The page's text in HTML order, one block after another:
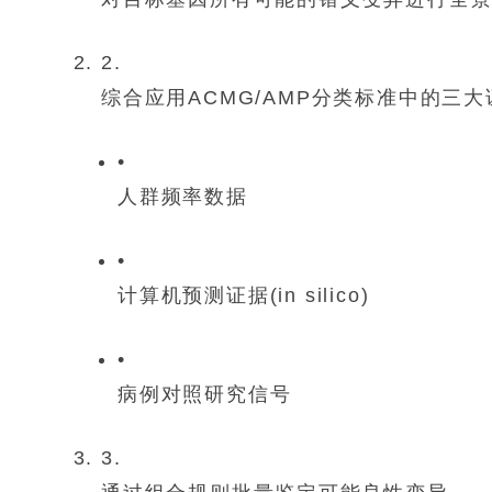
2.
综合应用ACMG/AMP分类标准中的三大
•
人群频率数据
•
计算机预测证据(in silico)
•
病例对照研究信号
3.